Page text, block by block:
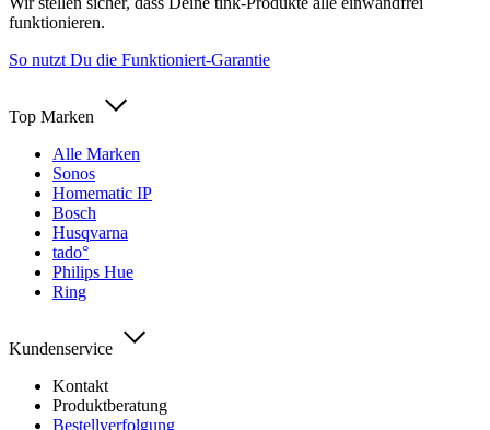
funktionieren.
So nutzt Du die Funktioniert-Garantie
Top Marken
Alle Marken
Sonos
Homematic IP
Bosch
Husqvarna
tado°
Philips Hue
Ring
Kundenservice
Kontakt
Produktberatung
Bestellverfolgung